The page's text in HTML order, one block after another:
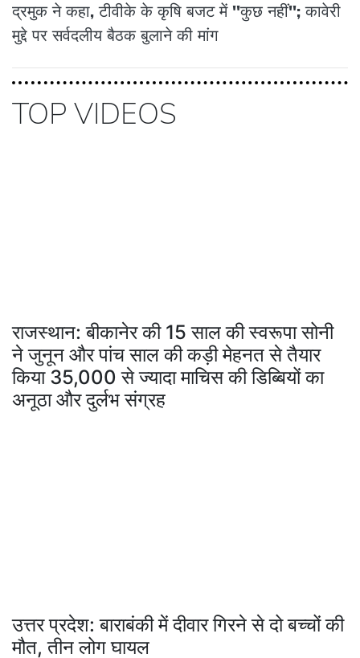
द्रमुक ने कहा, टीवीके के कृषि बजट में ''कुछ नहीं''; कावेरी
मुद्दे पर सर्वदलीय बैठक बुलाने की मांग
TOP VIDEOS
राजस्थान: बीकानेर की 15 साल की स्वरूपा सोनी
ने जुनून और पांच साल की कड़ी मेहनत से तैयार
किया 35,000 से ज्यादा माचिस की डिब्बियों का
अनूठा और दुर्लभ संग्रह
उत्तर प्रदेश: बाराबंकी में दीवार गिरने से दो बच्चों की
मौत, तीन लोग घायल